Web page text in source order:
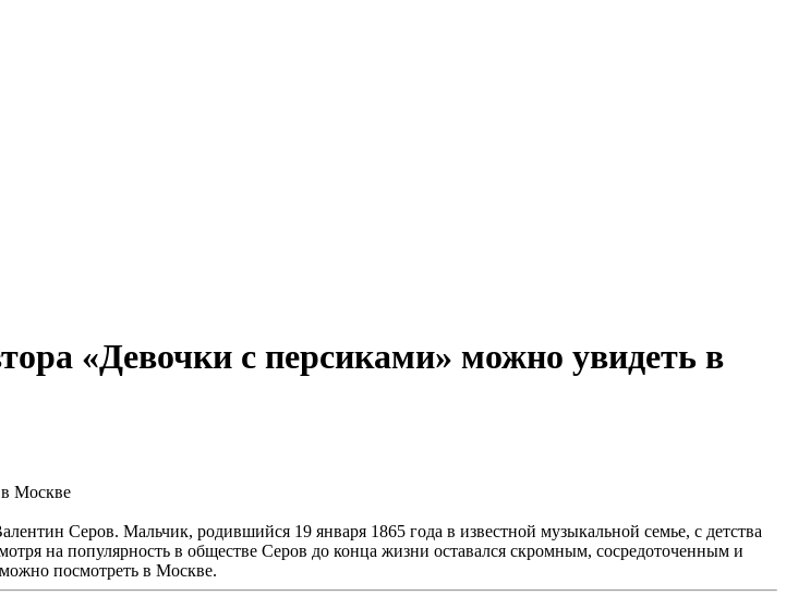
«Девочки с персиками» можно увидеть в
Серов. Мальчик, родившийся 19 января 1865 года в известной музыкальной семье, с детства
на популярность в обществе Серов до конца жизни оставался скромным, сосредоточенным и
посмотреть в Москве.